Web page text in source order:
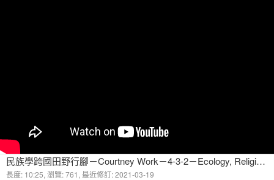
民族學跨國田野行腳－Courtney Work－4-3-2－Ecology, Religion, and Development Field Sites Prey Lang(2)
長度: 10:25, 瀏覽: 761, 最近修訂: 2021-03-19